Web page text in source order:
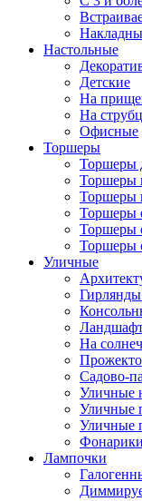
Настольные
Детские
На
На
Офисные
Торшеры
Торшеры
Торшеры
Торшеры
Торшеры
Торшеры
Торшеры
Уличные
На
Садово-
Уличные
Уличные
Уличные
Фонарики
Лампочки